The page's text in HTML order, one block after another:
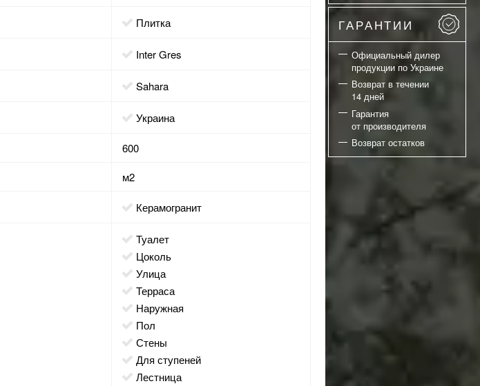
Плитка
Inter Gres
Sahara
Украина
600
м2
Керамогранит
туалет
цоколь
улица
терраса
наружная
пол
стены
для ступеней
лестница
ГАРАНТИИ
Официальный дилер
продукции по Украине
Возврат в течении
14 дней
Гарантия
от производителя
Возврат остатков